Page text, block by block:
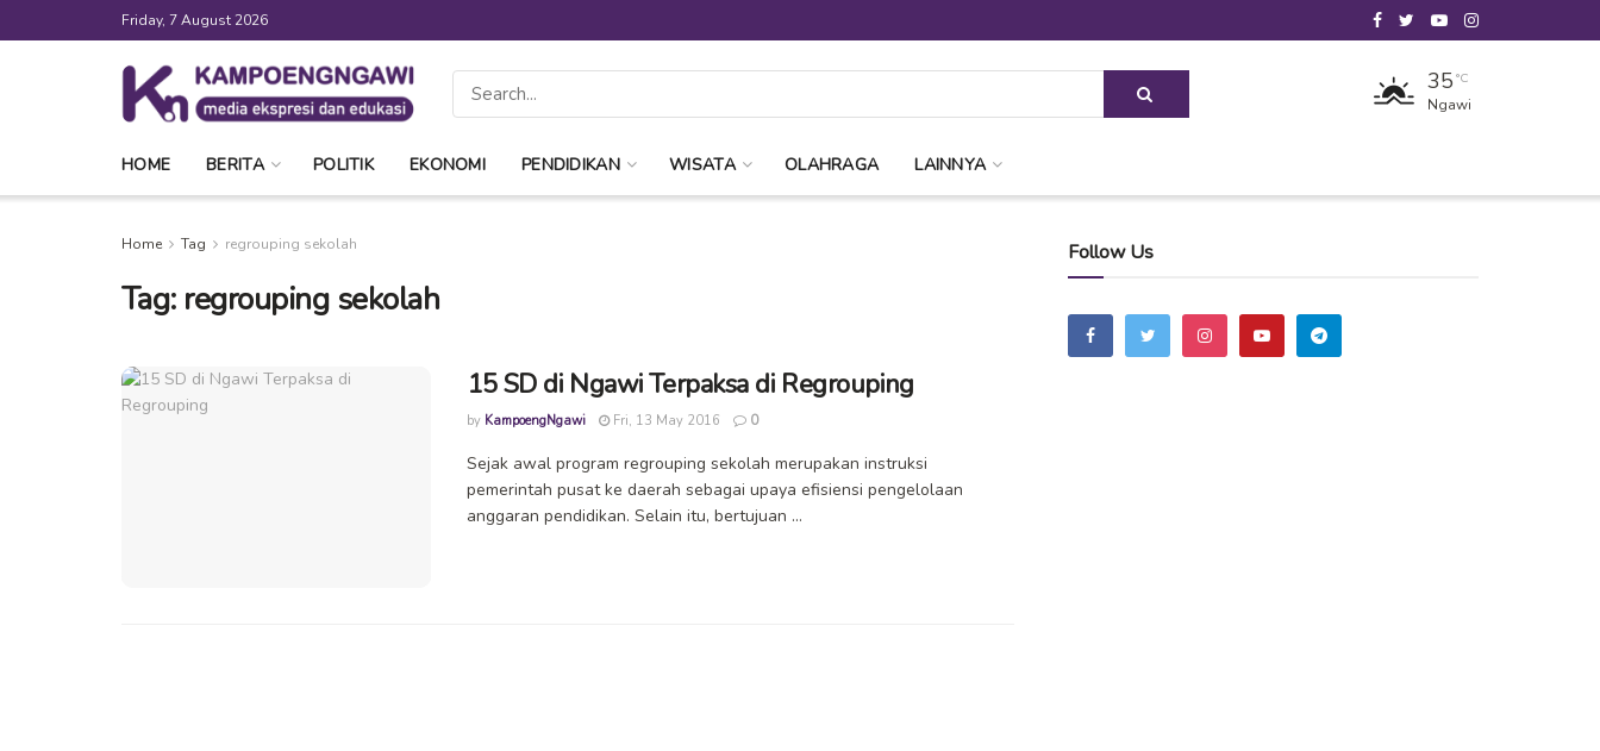
Friday, 7 August 2026
35 °C
Ngawi
HOME BERITA POLITIK EKONOMI PENDIDIKAN WISATA OLAHRAGA LAINNYA
Home Tag regrouping sekolah
Tag: regrouping sekolah
15 SD di Ngawi Terpaksa di Regrouping
by KampoengNgawi Fri, 13 May 2016 0
Sejak awal program regrouping sekolah merupakan instruksi
pemerintah pusat ke daerah sebagai upaya efisiensi pengelolaan
anggaran pendidikan. Selain itu, bertujuan ...
Follow Us